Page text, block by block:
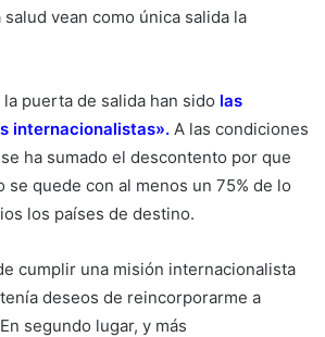
vean como única salida la
puerta de salida han sido las
internacionalistas». A las condiciones
ha sumado el descontento por que
se quede con al menos un 75% de lo
los países de destino.
cumplir una misión internacionalista
deseos de reincorporarme a
segundo lugar, y más